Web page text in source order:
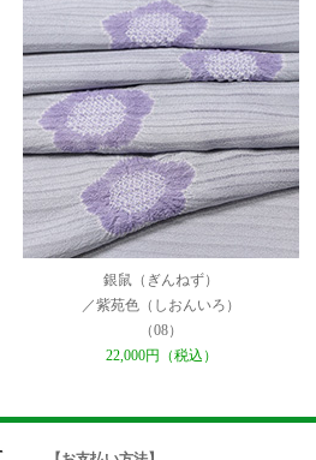
銀鼠（ぎんねず）
／紫苑色（しおんいろ）
（08）
22,000円（税込）